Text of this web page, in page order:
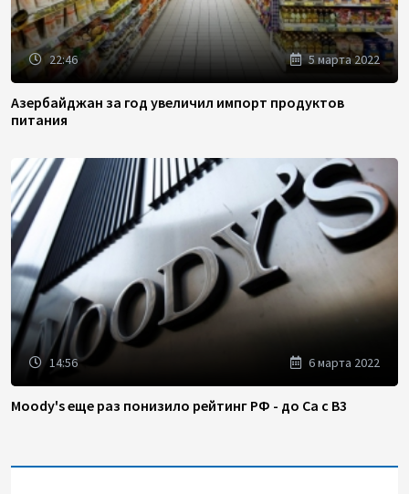
22:46 5 марта 2022
Азербайджан за год увеличил импорт продуктов
питания
14:56 6 марта 2022
Moody's еще раз понизило рейтинг РФ - до Ca с B3